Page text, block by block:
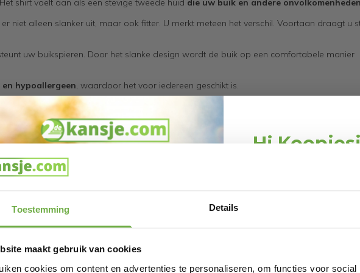
Toestemming Details
maakt gebruik van cookies
cookies om content en advertenties te personaliseren, om functies voor social
shirt voelt aan als een stevige tweede huid die uw buik en andere onvolkomenheden
niet alleen slanker uit, maar ook fitter. U merkt meteen het verschil. Voortaan draagt u
uw buikspieren. Door het slanke design wordt de buik op een comfortabele manier
hypoallergeen, waardoor het voor iedereen geschikt is.
81 - 100 cm
101 - 120 cm
121 - 140 cm
141 - 160 cm
161 - 180 cm
Hi
Bij 2dekansje.com